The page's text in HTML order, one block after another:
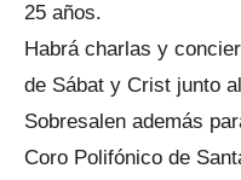
25 años.
Habrá charlas y
de Sábat y Crist junto
Sobresalen además
Coro Polifónico de